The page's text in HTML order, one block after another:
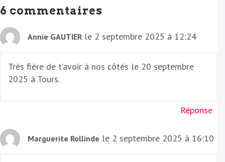
l
6 commentaires
Annie GAUTIER le 2 septembre 2025 à 12:24
Très fière de t’avoir à nos côtés le 20 septembre
2025 à Tours.
Réponse
Marguerite Rollinde le 2 septembre 2025 à 16:10